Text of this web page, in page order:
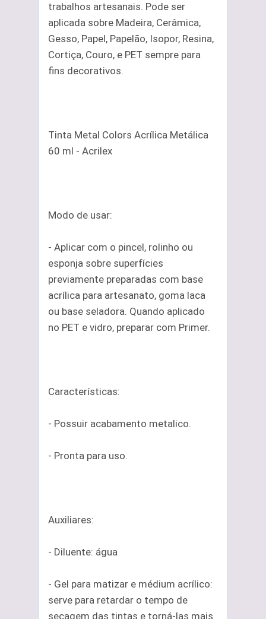
trabalhos artesanais. Pode ser
aplicada sobre Madeira, Cerâmica,
Gesso, Papel, Papelão, Isopor, Resina,
Cortiça, Couro, e PET sempre para
fins decorativos.
Tinta Metal Colors Acrílica Metálica
60 ml - Acrilex
Modo de usar:
- Aplicar com o pincel, rolinho ou
esponja sobre superfícies
previamente preparadas com base
acrílica para artesanato, goma laca
ou base seladora. Quando aplicado
no PET e vidro, preparar com Primer.
Características:
- Possuir acabamento metalico.
- Pronta para uso.
Auxiliares:
- Diluente: água
- Gel para matizar e médium acrílico:
serve para retardar o tempo de
secagem das tintas e torná-las mais